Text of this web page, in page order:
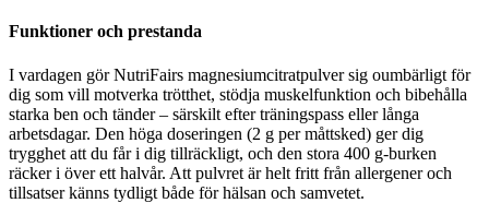
Funktioner och prestanda
I vardagen gör NutriFairs magnesiumcitratpulver sig oumbärligt för
dig som vill motverka trötthet, stödja muskelfunktion och bibehålla
starka ben och tänder – särskilt efter träningspass eller långa
arbetsdagar. Den höga doseringen (2 g per måttsked) ger dig
trygghet att du får i dig tillräckligt, och den stora 400 g-burken
räcker i över ett halvår. Att pulvret är helt fritt från allergener och
tillsatser känns tydligt både för hälsan och samvetet.